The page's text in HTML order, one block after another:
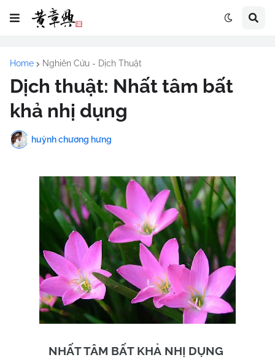
Home Nghiên Cứu - Dịch Thuật
Dịch thuật: Nhất tâm bất
khả nhị dụng
huỳnh chương hưng
NHẤT TÂM BẤT KHẢ NHỊ DỤNG